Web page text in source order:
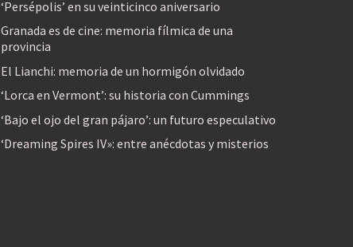
‘Persépolis’ en su veinticinco aniversario
Granada es de cine: memoria fílmica de una
provincia
El Lianchi: memoria de un hormigón olvidado
‘Lorca en Vermont’: su historia con Cummings
‘Bajo el ojo del gran pájaro’: un futuro especulativo
‘Dreaming Spires IV»: entre anécdotas y misterios